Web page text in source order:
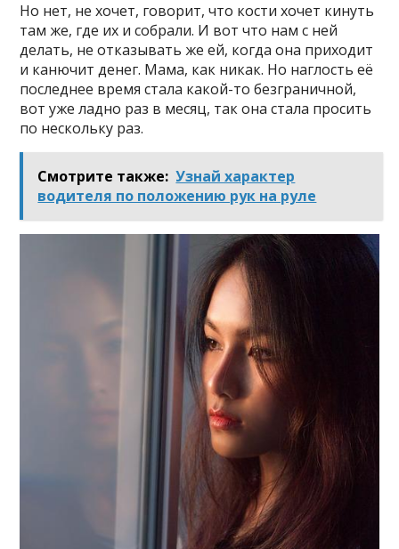
Но нет, не хочет, говорит, что кости хочет кинуть
там же, где их и собрали. И вот что нам с ней
делать, не отказывать же ей, когда она приходит
и канючит денег. Мама, как никак. Но наглость её
последнее время стала какой-то безграничной,
вот уже ладно раз в месяц, так она стала просить
по нескольку раз.
Смотрите также: Узнай характер
водителя по положению рук на руле